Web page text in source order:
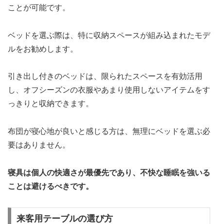
ことが可能です。
ベッドを選ぶ際は、特に収納スペースが組み込まれたモデ
ルをお勧めします。
引き出し付きのベッドは、限られたスペースを有効活用
し、オフシーズンの衣服やあまり使用しないアイテムをす
っきりと収納できます。
布団が寝心地が良いと感じる方は、無理にベッドを選ぶ必
要はありません。
寝具は個人の快適さが最優先であり、不快な睡眠を強いる
ことは避けるべきです。
来客用テーブルの選び方